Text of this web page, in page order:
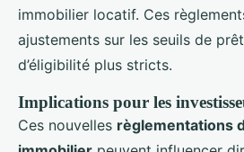
immobilier locatif. Ces
ajustements sur les seuils de
d’éligibilité plus stricts.
Implications pour les
Ces nouvelles règlementations